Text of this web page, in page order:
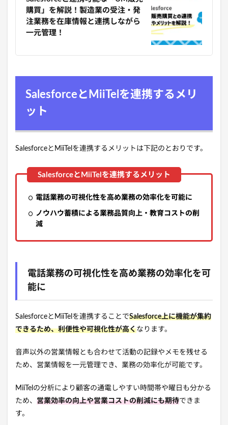
購買」を解説！製造業の受注・発
注業務を在庫情報と連携しながら
一元管理！
SalesforceとMiiTelを連携するメリ
ット
SalesforceとMiiTelを連携するメリットは下記のとおりです。
電話業務の可視化性を高め業務の効率化を可能に
ノウハウ蓄積による業務品質向上・教育コストの削
減
電話業務の可視化性を高め業務の効率化を可
能に
SalesforceとMiiTelを連携することでSalesforce上に機能が集約
できるため、利便性や可視化性が高くなります。
音声以外の営業情報とも合わせて活動の記録やメモを残せる
ため、営業情報を一元管理でき、業務の効率化が可能です。
MiiTelの分析により顧客の通電しやすい時間帯や曜日も分かる
ため、 営業効率の向上や営業コストの削減にも期待できま
す。